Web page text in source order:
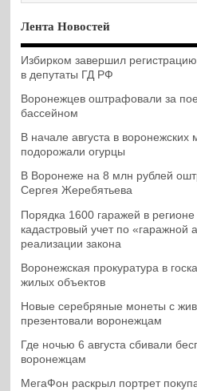
Лента Новостей
Избирком завершил
в депутаты ГД РФ
Воронежцев оштрафовали за
бассейном
В начале августа в воронежских
подорожали огурцы
В Воронеже на 8 млн рублей
Сергея Жеребятьева
Порядка 1600 гаражей в
кадастровый учет по «гаражной
реализации закона
Воронежская прокуратура в
жилых объектов
Новые серебряные монеты с
презентовали воронежцам
Где ночью 6 августа сбивали
воронежцам
МегаФон раскрыл портрет